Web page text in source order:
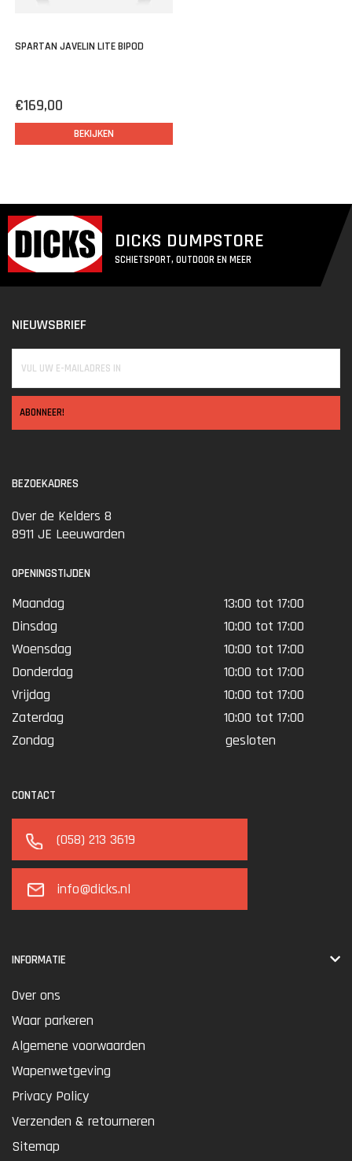
SPARTAN JAVELIN LITE BIPOD
€169,00
BEKIJKEN
DICKS DUMPSTORE
SCHIETSPORT, OUTDOOR EN MEER
NIEUWSBRIEF
ABONNEER!
BEZOEKADRES
Over de Kelders 8
8911 JE Leeuwarden
OPENINGSTIJDEN
Maandag
13:00 tot 17:00
Dinsdag
10:00 tot 17:00
Woensdag
10:00 tot 17:00
Donderdag
10:00 tot 17:00
Vrijdag
10:00 tot 17:00
Zaterdag
10:00 tot 17:00
Zondag
gesloten
CONTACT
(058) 213 3619
info@dicks.nl
INFORMATIE
Over ons
Waar parkeren
Algemene voorwaarden
Wapenwetgeving
Privacy Policy
Verzenden & retourneren
Sitemap